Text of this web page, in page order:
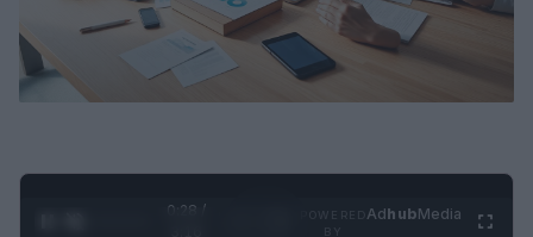
0:29 /
AdhubMedia